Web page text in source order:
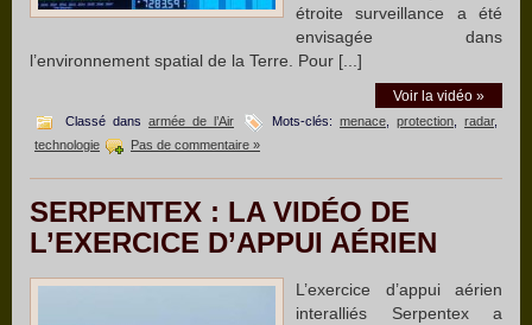
étroite surveillance a été
envisagée dans
l’environnement spatial de la Terre. Pour [...]
Voir la vidéo »
Classé dans armée de l’Air Mots-clés: menace protection radar,
technologie
Pas de commentaire »
SERPENTEX : LA VIDÉO DE
L’EXERCICE D’APPUI AÉRIEN
L’exercice d’appui aérien
interalliés Serpentex a